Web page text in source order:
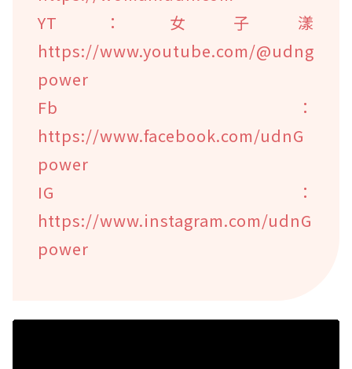
YT：女子漾
https://www.youtube.com/@udng
power
Fb：
https://www.facebook.com/udnG
power
IG：
https://www.instagram.com/udnG
power